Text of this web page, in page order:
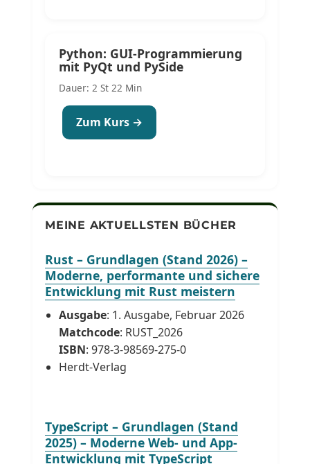
Python: GUI-Programmierung
mit PyQt und PySide
Dauer: 2 St 22 Min
Zum Kurs →
MEINE AKTUELLSTEN BÜCHER
Rust – Grundlagen (Stand 2026) –
Moderne, performante und sichere
Entwicklung mit Rust meistern
Ausgabe: 1. Ausgabe, Februar 2026
Matchcode: RUST_2026
ISBN: 978-3-98569-275-0
Herdt-Verlag
TypeScript – Grundlagen (Stand
2025) – Moderne Web- und App-
Entwicklung mit TypeScript